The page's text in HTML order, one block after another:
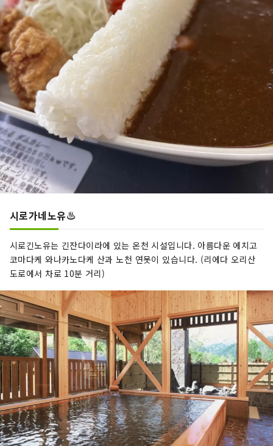
시로가네노유♨️
시로긴노유는 긴잔다이라에 있는 온천 시설입니다. 아름다운 에치고
코마다케 와나카노다케 산과 노천 연못이 있습니다. (리에다 오리산
도로에서 차로 10분 거리)